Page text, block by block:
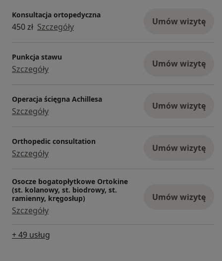
Konsultacja ortopedyczna
450 zł Szczegóły Umów wizytę
Punkcja stawu
Szczegóły Umów wizytę
Operacja ścięgna Achillesa
Szczegóły Umów wizytę
Orthopedic consultation
Szczegóły Umów wizytę
Osocze bogatopłytkowe Ortokine
(st. kolanowy, st. biodrowy, st.
ramienny, kręgosłup)
Szczegóły
Umów wizytę
+ 49 usług